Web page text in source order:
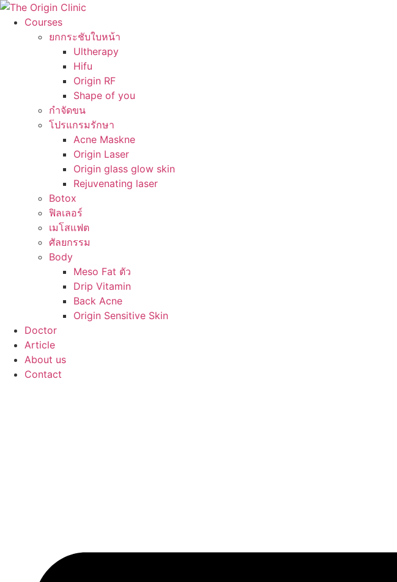
Courses
ยกกระชับใบหน้า
Ultherapy
Hifu
Origin RF
Shape of you
กำจัดขน
โปรแกรมรักษา
Acne Maskne
Origin Laser
Origin glass glow skin
Rejuvenating laser
Botox
ฟิลเลอร์
เมโสแฟต
ศัลยกรรม
Body
Meso Fat ตัว
Drip Vitamin
Back Acne
Origin Sensitive Skin
Doctor
Article
About us
Contact